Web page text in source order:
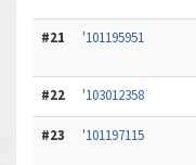
#21 '101195951
#22 '103012358
#23 '101197115